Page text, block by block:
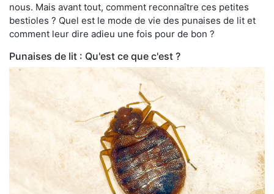
nous. Mais avant tout, comment reconnaître ces petites
bestioles ? Quel est le mode de vie des punaises de lit et
comment leur dire adieu une fois pour de bon ?
Punaises de lit : Qu'est ce que c'est ?